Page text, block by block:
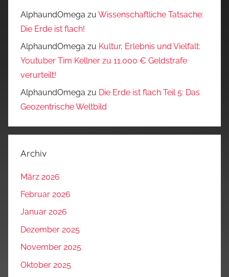
AlphaundOmega zu Wissenschaftliche Tatsache:
Die Erde ist flach!
AlphaundOmega zu Kultur, Erlebnis und Vielfalt:
Youtuber Tim Kellner zu 11.000 € Geldstrafe
verurteilt!
AlphaundOmega zu Die Erde ist flach Teil 5: Das
Geozentrische Weltbild
Archiv
März 2026
Februar 2026
Januar 2026
Dezember 2025
November 2025
Oktober 2025